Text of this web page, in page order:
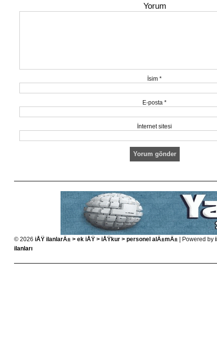
Yorum
İsim *
E-posta *
İnternet sitesi
© 2026 iÅŸ ilanlarÄ± > ek iÅŸ > iÅŸkur > personel alÄ±mÄ± | Powered by
ilanları